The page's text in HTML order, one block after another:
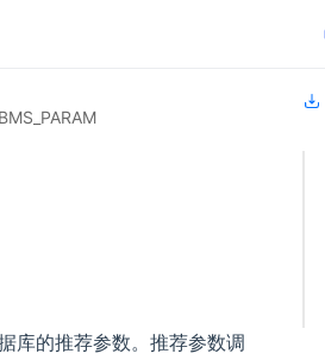
库的推荐参数。推荐参数调